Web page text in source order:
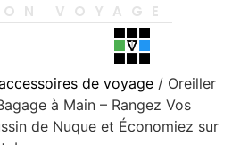
VOYAGE
de voyage / Oreiller
à Main – Rangez Vos
de Nuque et Économiez sur